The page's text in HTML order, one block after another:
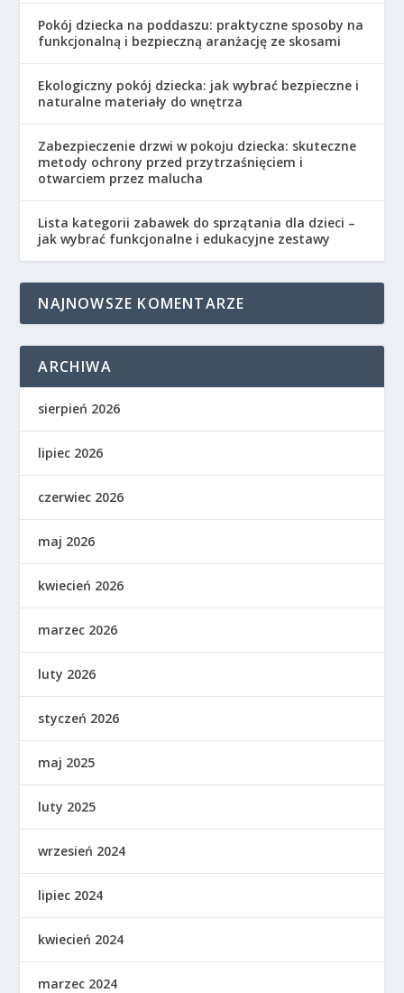
Pokój dziecka na poddaszu: praktyczne sposoby na
funkcjonalną i bezpieczną aranżację ze skosami
Ekologiczny pokój dziecka: jak wybrać bezpieczne i
naturalne materiały do wnętrza
Zabezpieczenie drzwi w pokoju dziecka: skuteczne
metody ochrony przed przytrzaśnięciem i
otwarciem przez malucha
Lista kategorii zabawek do sprzątania dla dzieci –
jak wybrać funkcjonalne i edukacyjne zestawy
NAJNOWSZE KOMENTARZE
ARCHIWA
sierpień 2026
lipiec 2026
czerwiec 2026
maj 2026
kwiecień 2026
marzec 2026
luty 2026
styczeń 2026
maj 2025
luty 2025
wrzesień 2024
lipiec 2024
kwiecień 2024
marzec 2024